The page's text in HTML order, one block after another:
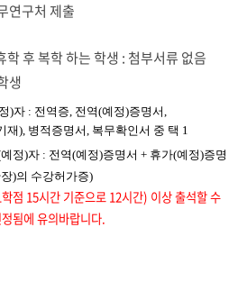
연구처 제출
후 복학 하는 학생 : 첨부서류 없음
생
)자 : 전역증, 전역(예정)증명서,
재), 병적증명서, 복무확인서 중 택 1
정)자 : 전역(예정)증명서 + 휴가(예정)증명
)의 수강허가증)
점 15시간 기준으로 12시간) 이상 출석할 수
됨에 유의바랍니다.